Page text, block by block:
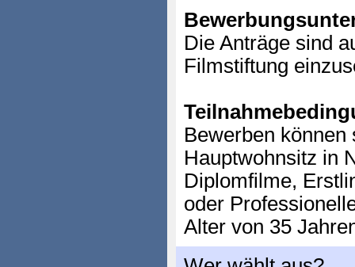
Die Anträge sind
Filmstiftung
Bewerben
Hauptwohnsitz in
Diplomfilme,
oder
Alter von 35